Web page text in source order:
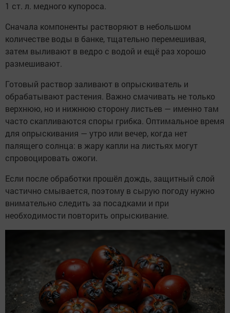
1 ст. л. медного купороса.
Сначала компоненты растворяют в небольшом
количестве воды в банке, тщательно перемешивая,
затем выливают в ведро с водой и ещё раз хорошо
размешивают.
Готовый раствор заливают в опрыскиватель и
обрабатывают растения. Важно смачивать не только
верхнюю, но и нижнюю сторону листьев — именно там
часто скапливаются споры грибка. Оптимальное время
для опрыскивания — утро или вечер, когда нет
палящего солнца: в жару капли на листьях могут
спровоцировать ожоги.
Если после обработки прошёл дождь, защитный слой
частично смывается, поэтому в сырую погоду нужно
внимательно следить за посадками и при
необходимости повторить опрыскивание.